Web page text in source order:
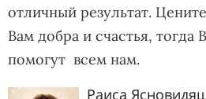
отличный результат.
Вам добра и счастья,
помогут всем нам.